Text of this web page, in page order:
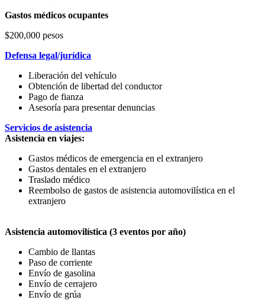
Gastos médicos ocupantes
$200,000 pesos
Defensa legal/jurídica
Liberación del vehículo
Obtención de libertad del conductor
Pago de fianza
Asesoría para presentar denuncias
Servicios de asistencia
Asistencia en viajes:
Gastos médicos de emergencia en el extranjero
Gastos dentales en el extranjero
Traslado médico
Reembolso de gastos de asistencia automovilística en el
extranjero
Asistencia automovilística (3 eventos por año)
Cambio de llantas
Paso de corriente
Envío de gasolina
Envío de cerrajero
Envío de grúa